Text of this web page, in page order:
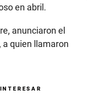
en abril.
anunciaron el
quien llamaron